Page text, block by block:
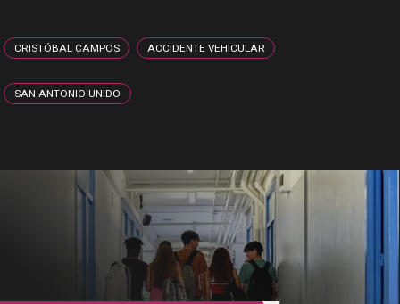
CRISTÓBAL CAMPOS ACCIDENTE VEHICULAR
SAN ANTONIO UNIDO